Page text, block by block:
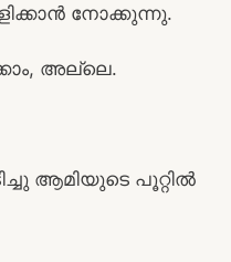
നോക്കുന്നു.
അല്ലെ.
ആമിയുടെ പൂറ്റിൽ